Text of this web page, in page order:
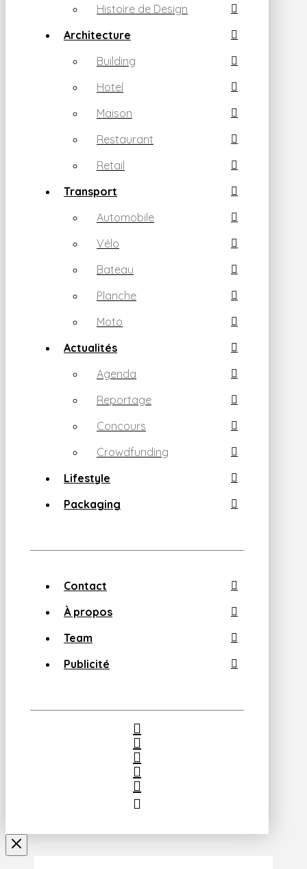
Histoire de Design
Architecture
Building
Hotel
Maison
Restaurant
Retail
Transport
Automobile
Vélo
Bateau
Planche
Moto
Actualités
Agenda
Reportage
Concours
Crowdfunding
Lifestyle
Packaging
Contact
À propos
Team
Publicité